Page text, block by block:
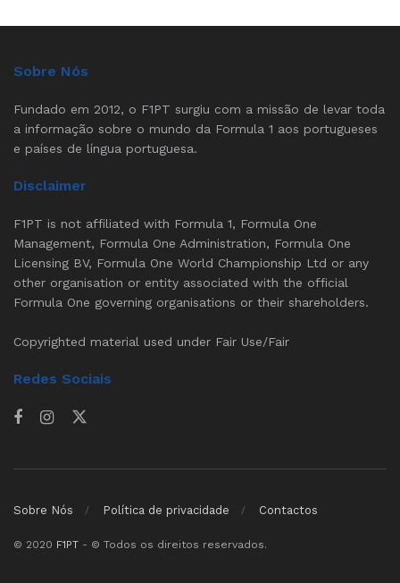
Sobre Nós
Fundado em 2012, o F1PT surgiu com a missão de levar toda
a informação sobre o mundo da Formula 1 aos portugueses
e países de língua portuguesa.
Disclaimer
F1PT is not affiliated with Formula 1, Formula One
Management, Formula One Administration, Formula One
Licensing BV, Formula One World Championship Ltd or any
other organisation or entity associated with the official
Formula One governing organisations or their shareholders.
Copyrighted material used under Fair Use/Fair
Redes Sociais
Sobre Nós Política de privacidade Contactos
© 2020 F1PT - © Todos os direitos reservados.